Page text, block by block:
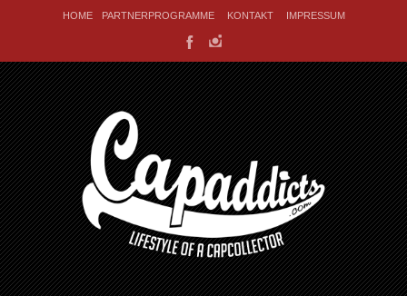
HOME PARTNERPROGRAMME KONTAKT IMPRESSUM